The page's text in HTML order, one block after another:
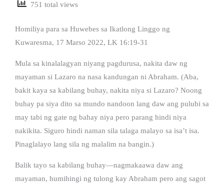
751 total views
Homiliya para sa Huwebes sa Ikatlong Linggo ng
Kuwaresma, 17 Marso 2022, LK 16:19-31
Mula sa kinalalagyan niyang pagdurusa, nakita daw ng
mayaman si Lazaro na nasa kandungan ni Abraham. (Aba,
bakit kaya sa kabilang buhay, nakita niya si Lazaro? Noong
buhay pa siya dito sa mundo nandoon lang daw ang pulubi sa
may tabi ng gate ng bahay niya pero parang hindi niya
nakikita. Siguro hindi naman sila talaga malayo sa isa’t isa.
Pinaglalayo lang sila ng malalim na bangin.)
Balik tayo sa kabilang buhay—nagmakaawa daw ang
mayaman, humihingi ng tulong kay Abraham pero ang sagot